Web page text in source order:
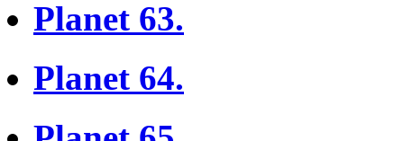
Planet 63.
Planet 64.